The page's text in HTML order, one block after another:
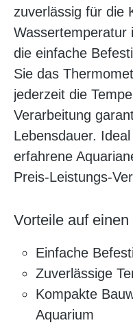
zuverlässig für die
Wassertemperatur
die einfache
Sie das
jederzeit die
Verarbeitung
Lebensdauer.
erfahrene
Preis-Leistungs-
Vorteile auf
Einfache
Zuverlässige
Kompakte
Aquarium